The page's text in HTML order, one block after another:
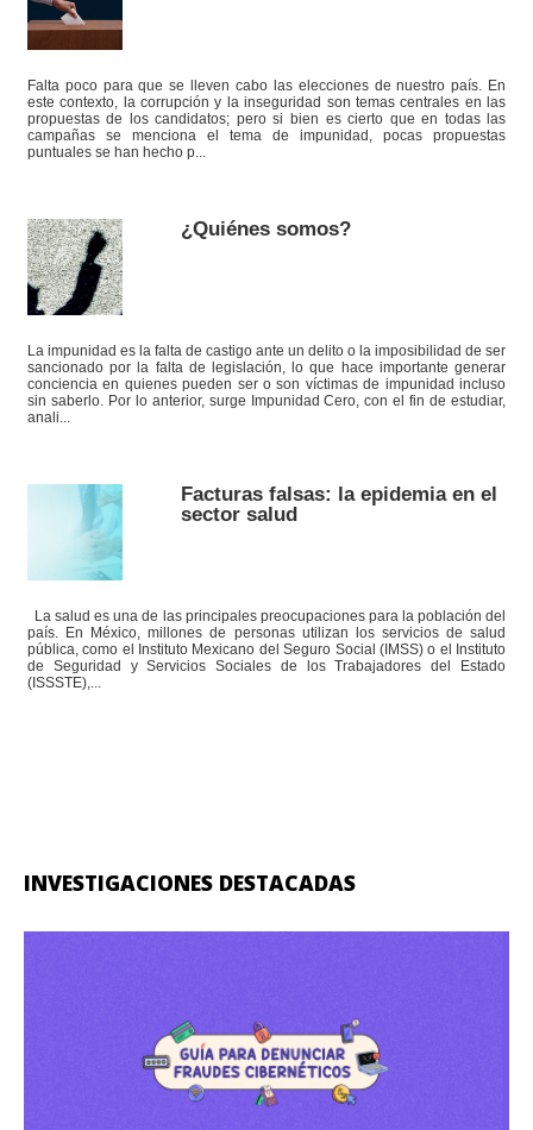
Falta poco para que se lleven cabo las elecciones de nuestro país. En
este contexto, la corrupción y la inseguridad son temas centrales en las
propuestas de los candidatos; pero si bien es cierto que en todas las
campañas se menciona el tema de impunidad, pocas propuestas
puntuales se han hecho p...
¿Quiénes somos?
La impunidad es la falta de castigo ante un delito o la imposibilidad de ser
sancionado por la falta de legislación, lo que hace importante generar
conciencia en quienes pueden ser o son víctimas de impunidad incluso
sin saberlo. Por lo anterior, surge Impunidad Cero, con el fin de estudiar,
anali...
Facturas falsas: la epidemia en el
sector salud
La salud es una de las principales preocupaciones para la población del
país. En México, millones de personas utilizan los servicios de salud
pública, como el Instituto Mexicano del Seguro Social (IMSS) o el Instituto
de Seguridad y Servicios Sociales de los Trabajadores del Estado
(ISSSTE),...
INVESTIGACIONES DESTACADAS